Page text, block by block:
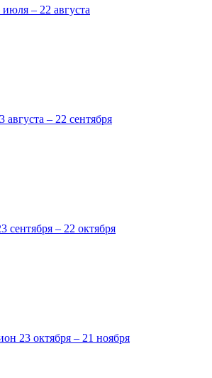
июля – 22 августа
августа – 22 сентября
сентября – 22 октября
23 октября – 21 ноября